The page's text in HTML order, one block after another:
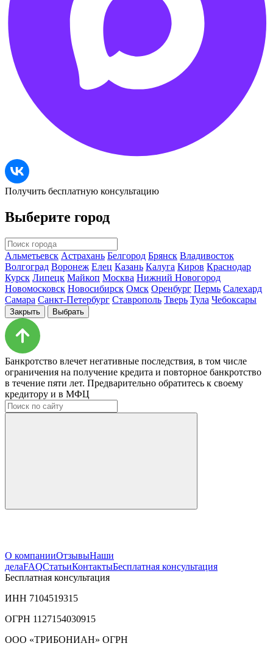
Получить бесплатную консультацию
Выберите город
Альметьевск Астрахань Белгород Брянск Владивосток
Волгоград Воронеж Елец Казань Калуга Киров Краснодар
Курск Липецк Майкоп Москва Нижний Новогород
Новомосковск Новосибирск Омск Оренбург Пермь Салехард
Самара Санкт-Петербург Ставрополь Тверь Тула Чебоксары
Закрыть Выбрать
Банкротство влечет негативные последствия, в том числе
ограничения на получение кредита и повторное банкротство
в течение пяти лет. Предварительно обратитесь к своему
кредитору и в МФЦ
О компанииОтзывыНаши
делаFAQСтатьиКонтактыБесплатная консультация
Бесплатная консультация
ИНН 7104519315
ОГРН 1127154030915
ООО «ТРИБОНИАН» ОГРН